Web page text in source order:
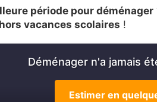
période pour déménager
vacances scolaires !
Déménager n'a jamais
Estimer en